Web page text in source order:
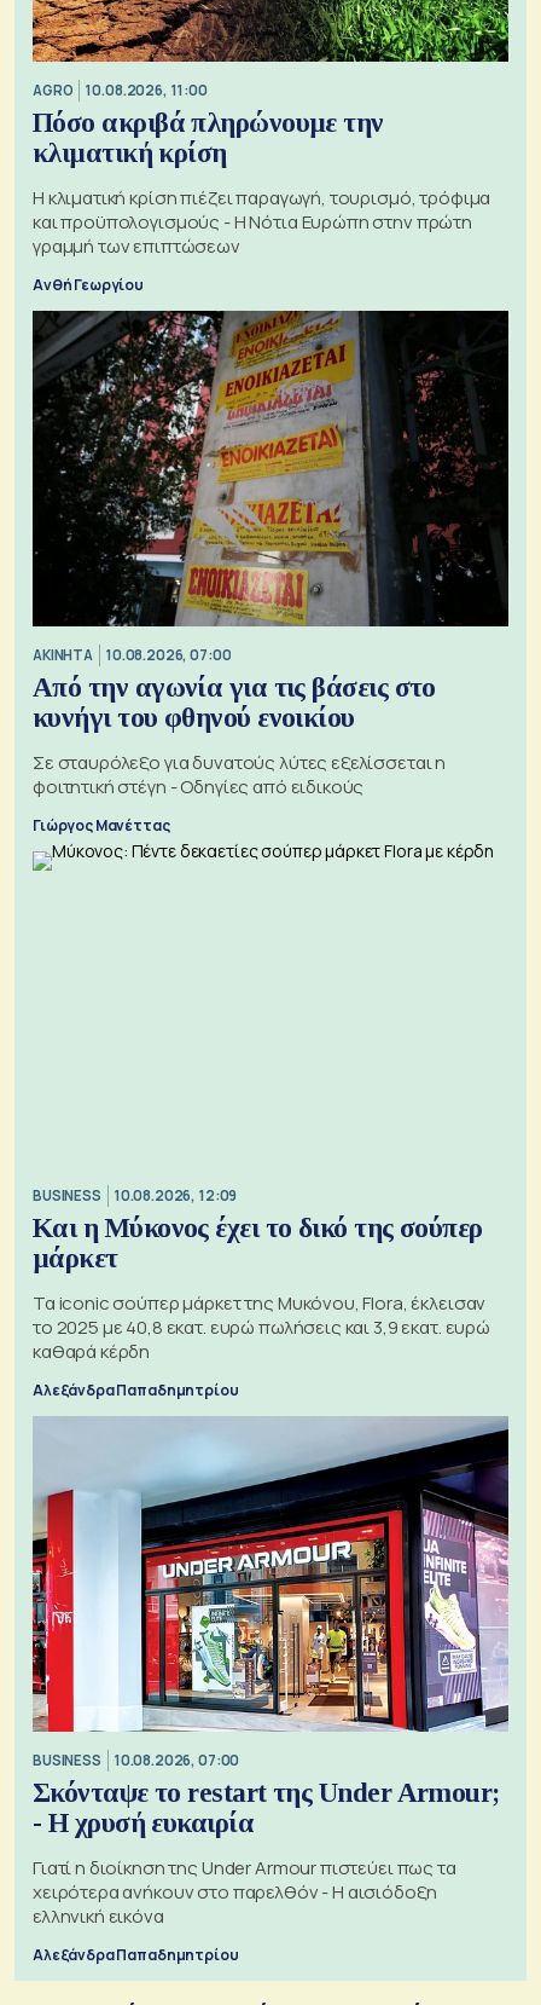
AGRO 10.08.2026, 11:00
Πόσο ακριβά πληρώνουμε την
κλιματική κρίση
Η κλιματική κρίση πιέζει παραγωγή, τουρισμό, τρόφιμα
και προϋπολογισμούς - Η Νότια Ευρώπη στην πρώτη
γραμμή των επιπτώσεων
Ανθή Γεωργίου
ΑΚΙΝΗΤΑ 10.08.2026, 07:00
Από την αγωνία για τις βάσεις στο
κυνήγι του φθηνού ενοικίου
Σε σταυρόλεξο για δυνατούς λύτες εξελίσσεται η
φοιτητική στέγη - Οδηγίες από ειδικούς
Γιώργος Μανέττας
BUSINESS 10.08.2026, 12:09
Και η Μύκονος έχει το δικό της σούπερ
μάρκετ
Τα iconic σούπερ μάρκετ της Μυκόνου, Flora, έκλεισαν
το 2025 με 40,8 εκατ. ευρώ πωλήσεις και 3,9 εκατ. ευρώ
καθαρά κέρδη
Αλεξάνδρα Παπαδημητρίου
BUSINESS 10.08.2026, 07:00
Σκόνταψε το restart της Under Armour;
- Η χρυσή ευκαιρία
Γιατί η διοίκηση της Under Armour πιστεύει πως τα
χειρότερα ανήκουν στο παρελθόν - Η αισιόδοξη
ελληνική εικόνα
Αλεξάνδρα Παπαδημητρίου